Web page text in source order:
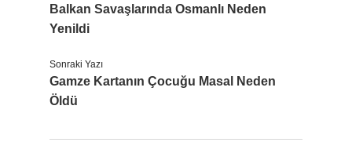
Balkan Savaşlarında Osmanlı Neden
Yenildi
Sonraki Yazı
Gamze Kartanın Çocuğu Masal Neden
Öldü